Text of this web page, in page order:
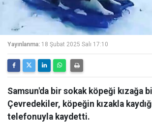
Yayınlanma: 18 Şubat 2025 Salı 17:10
Samsun'da bir sokak köpeği kızağa
Çevredekiler, köpeğin kızakla
telefonuyla kaydetti.